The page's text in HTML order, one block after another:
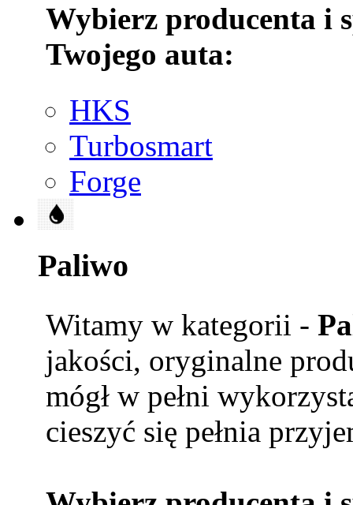
Wybierz producenta i
Twojego auta:
HKS
Turbosmart
Forge
Paliwo
Witamy w kategorii -
jakości, oryginalne
mógł w pełni
cieszyć się pełnia